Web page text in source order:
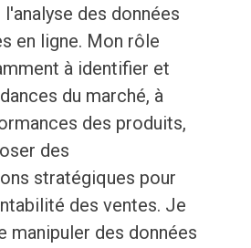
des données
en ligne. Mon rôle
à identifier et
du marché, à
des produits,
des
stratégiques pour
des ventes. Je
manipuler des données